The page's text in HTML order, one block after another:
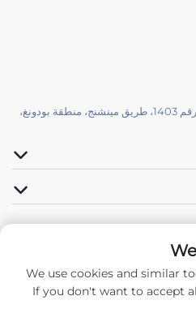
الطابق 18، برج شنغهاي للمعلومات، رقم 1403، طريق مينشنج، منطقة بودونغ،
الدعم الفني بواسطة JUTU
تابعنا
We use cookies and similar
If you don't want to accept